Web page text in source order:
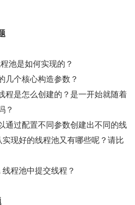
池是如何实现的？
几个核心构造参数？
程是怎么创建的？是一开始就随着
？
通过配置不同参数创建出不同的线
现好的线程池又有哪些呢？请比
程池中提交线程？